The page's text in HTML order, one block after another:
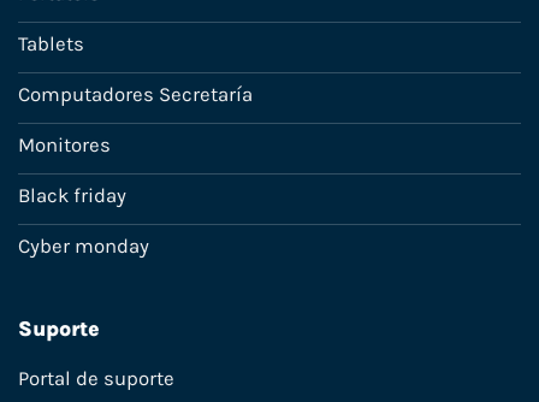
Tablets
Computadores Secretaría
Monitores
Black friday
Cyber monday
Suporte
Portal de suporte